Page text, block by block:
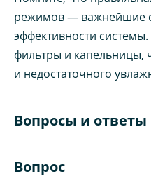
режимов — важнейшие
эффективности
фильтры и капельницы,
и недостаточного
Вопросы и ответы
Вопрос